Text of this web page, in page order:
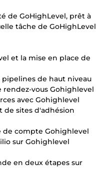
de GoHighLevel, prêt à
tâche de GoHighLevel
et la mise en place de
de haut niveau
vous Gohighlevel
avec Gohighlevel
de sites d'adhésion
compte Gohighlevel
sur Gohighlevel
en deux étapes sur